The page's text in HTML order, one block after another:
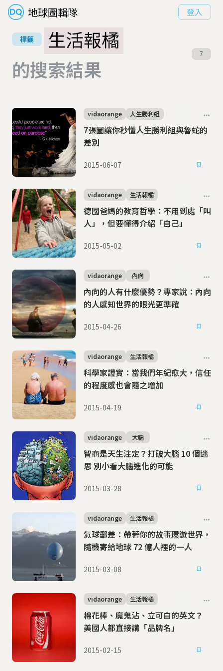
地球圖輯隊 登入
標籤
生活報橘
的搜索結果
7
7張圖讓你秒懂人生勝利組與魯蛇的
差別
vidaorange 人生勝利組
2015-06-07
德國爸媽的教育哲學：不用到處「叫
人」，但要懂得介紹「自己」
vidaorange 生活報橘
2015-05-02
內向的人有什麼優勢？專家說：內向
的人感知世界的眼光更準確
vidaorange 內向
2015-04-26
科學家證實：當我們年紀愈大，信任
的程度感也會隨之增加
vidaorange 生活報橘
2015-04-19
智商是天生注定？打破大腦 10 個迷
思 別小看大腦進化的可能
vidaorange 大腦
2015-03-28
氣球郵差：帶著你的故事環遊世界，
隨機寄給地球 72 億人裡的一人
vidaorange 生活報橘
2015-03-08
棉花棒、魔鬼沾、立可白的英文？
美國人都直接講「品牌名」
vidaorange 生活報橘
2015-02-15